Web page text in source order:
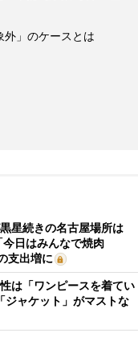
」のケースとは
星続きの名古屋場所は
今日はみんなで焼肉
支出増に
は「ワンピースを着てい
ジャケット」がマストな